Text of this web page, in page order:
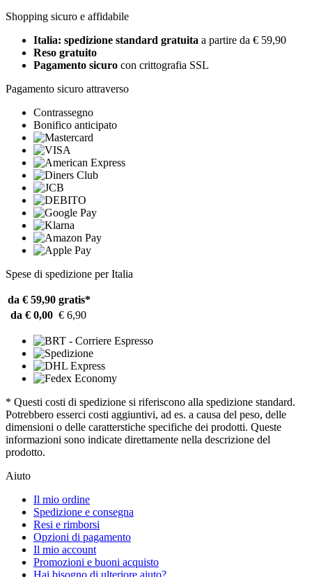
Shopping sicuro e affidabile
Italia: spedizione standard gratuita a partire da € 59,90
Reso gratuito
Pagamento sicuro con crittografia SSL
Pagamento sicuro attraverso
Contrassegno
Bonifico anticipato
Spese di spedizione per Italia
da € 59,90 gratis*
da € 0,00 € 6,90
* Questi costi di spedizione si riferiscono alla spedizione standard.
Potrebbero esserci costi aggiuntivi, ad es. a causa del peso, delle
dimensioni o delle caratterstiche specifiche dei prodotti. Queste
informazioni sono indicate direttamente nella descrizione del
prodotto.
Aiuto
Il mio ordine
Spedizione e consegna
Resi e rimborsi
Opzioni di pagamento
Il mio account
Promozioni e buoni acquisto